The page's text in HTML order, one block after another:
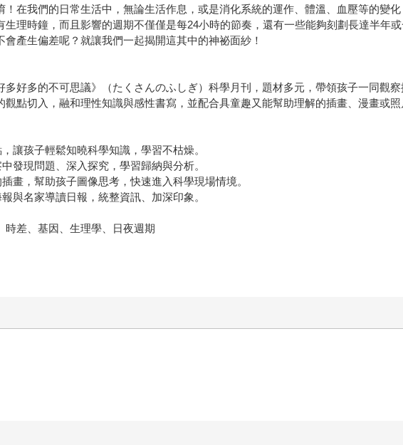
在我們的日常生活中，無論生活作息，或是消化系統的運作、體溫、血壓等的變化
理時鐘，而且影響的週期不僅僅是每24小時的節奏，還有一些能夠刻劃長達半年
產生偏差呢？就讓我們一起揭開這其中的神祕面紗！
好多的不可思議》（たくさんのふしぎ）科學月刊，題材多元，帶領孩子一同觀
點切入，融和理性知識與感性書寫，並配合具童趣又能幫助理解的插畫、漫畫或
讓孩子輕鬆知曉科學知識，學習不枯燥。
發現問題、深入探究，學習歸納與分析。
畫，幫助孩子圖像思考，快速進入科學現場情境。
與名家導讀日報，統整資訊、加深印象。
差、基因、生理學、日夜週期